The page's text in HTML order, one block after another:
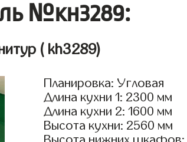
№kh3289:
( kh3289)
Планировка: Угловая
Длина кухни 1: 2300 мм
Длина кухни 2: 1600 мм
Высота кухни: 2560 мм